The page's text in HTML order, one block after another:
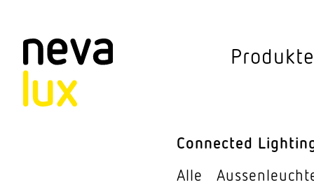
Produkte
Connected
Alle